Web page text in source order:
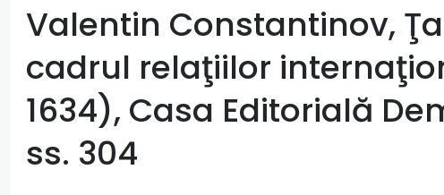
Valentin Constantinov,
cadrul relaţiilor
1634), Casa Editorială
ss. 304